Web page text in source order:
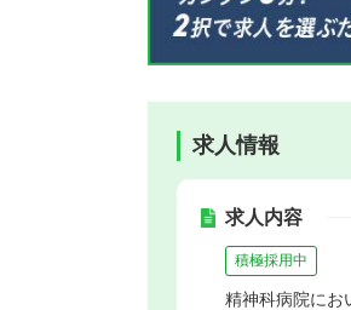
求人情報
求人内容
積極採用中
精神科病院にお